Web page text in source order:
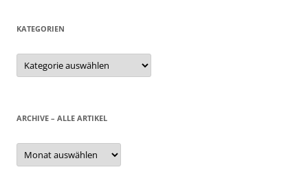
KATEGORIEN
Kategorien
ARCHIVE – ALLE ARTIKEL
Archive
alle